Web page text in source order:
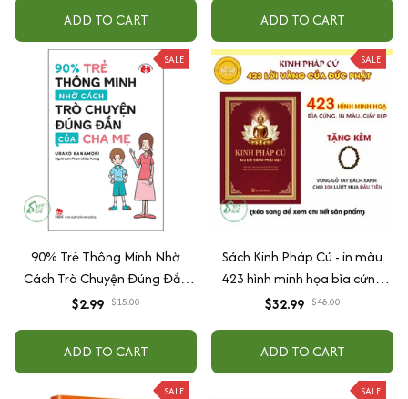
ADD TO CART ADD TO CART
SALE
90% Trẻ Thông Minh Nhờ
Cách Trò Chuyện Đúng Đắn
Của Cha Mẹ
$2.99 $15.00
ADD TO CART
SALE
Sách Kinh Pháp Cú - in màu
423 hình minh họa bìa cứng
cao cấp + tặng kèm vòng tay
$32.99 $48.00
ADD TO CART
SALE SALE